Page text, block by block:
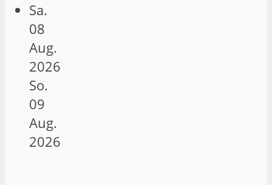
Sa.
08
Aug.
2026
So.
09
Aug.
2026